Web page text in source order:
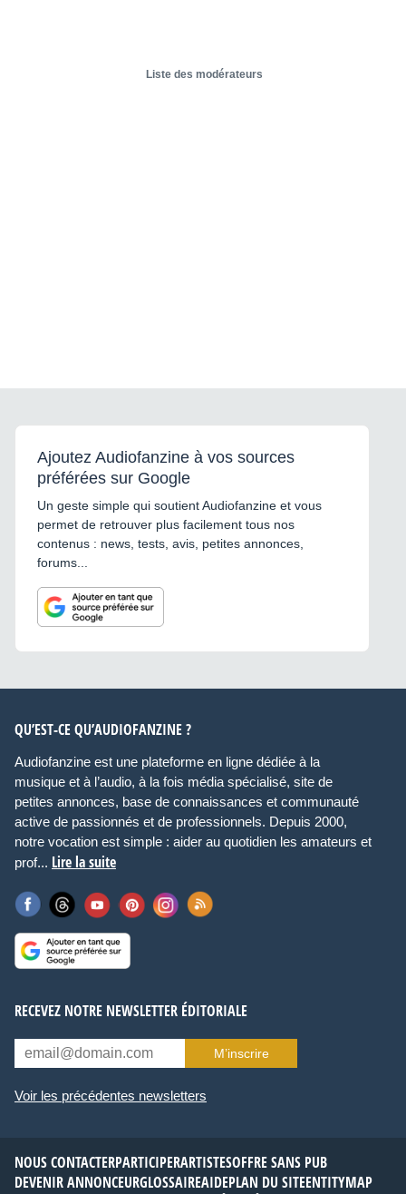
Liste des modérateurs
Ajoutez Audiofanzine à vos sources
préférées sur Google
Un geste simple qui soutient Audiofanzine et vous
permet de retrouver plus facilement tous nos
contenus : news, tests, avis, petites annonces,
forums...
QU’EST-CE QU’AUDIOFANZINE ?
Audiofanzine est une plateforme en ligne dédiée à la
musique et à l’audio, à la fois média spécialisé, site de
petites annonces, base de connaissances et communauté
active de passionnés et de professionnels. Depuis 2000,
notre vocation est simple : aider au quotidien les amateurs et
prof... Lire la suite
RECEVEZ NOTRE NEWSLETTER ÉDITORIALE
M’inscrire
Voir les précédentes newsletters
NOUS CONTACTERPARTICIPERARTISTESOFFRE SANS PUB
DEVENIR ANNONCEURGLOSSAIREAIDEPLAN DU SITEENTITYMAP